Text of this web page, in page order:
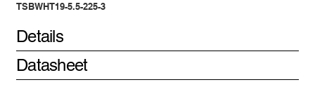
TSBWHT19-5.5-225-3
Details
Datasheet